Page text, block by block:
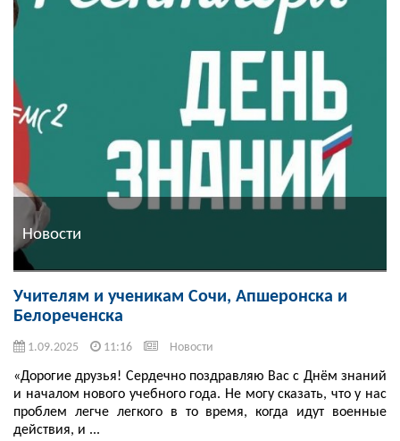
Новости
Учителям и ученикам Сочи, Апшеронска и
Белореченска
1.09.2025 11:16 Новости
«Дорогие друзья! Сердечно поздравляю Вас с Днём знаний
и началом нового учебного года. Не могу сказать, что у нас
проблем легче легкого в то время, когда идут военные
действия, и ...